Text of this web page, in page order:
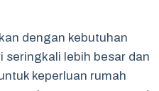
dengan kebutuhan
seringkali lebih besar dan
keperluan rumah